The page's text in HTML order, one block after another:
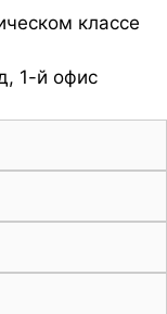
классе
1-й офис